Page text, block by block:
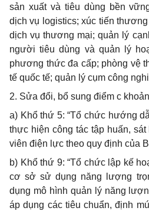
sản xuất và tiêu dùng bền
dịch vụ logistics; xúc tiến
dịch vụ thương mại; quản lý
người tiêu dùng và quản lý
phương thức đa cấp; phòng vệ
tế quốc tế; quản lý cụm công
2. Sửa đổi, bổ sung điểm c
a) Khổ thứ 5: “Tổ chức hướng
thực hiện công tác tập huấn,
viên điện lực theo quy định của
b) Khổ thứ 9: “Tổ chức lập kế
cơ sở sử dụng năng lượng
dụng mô hình quản lý năng
áp dụng các tiêu chuẩn, định